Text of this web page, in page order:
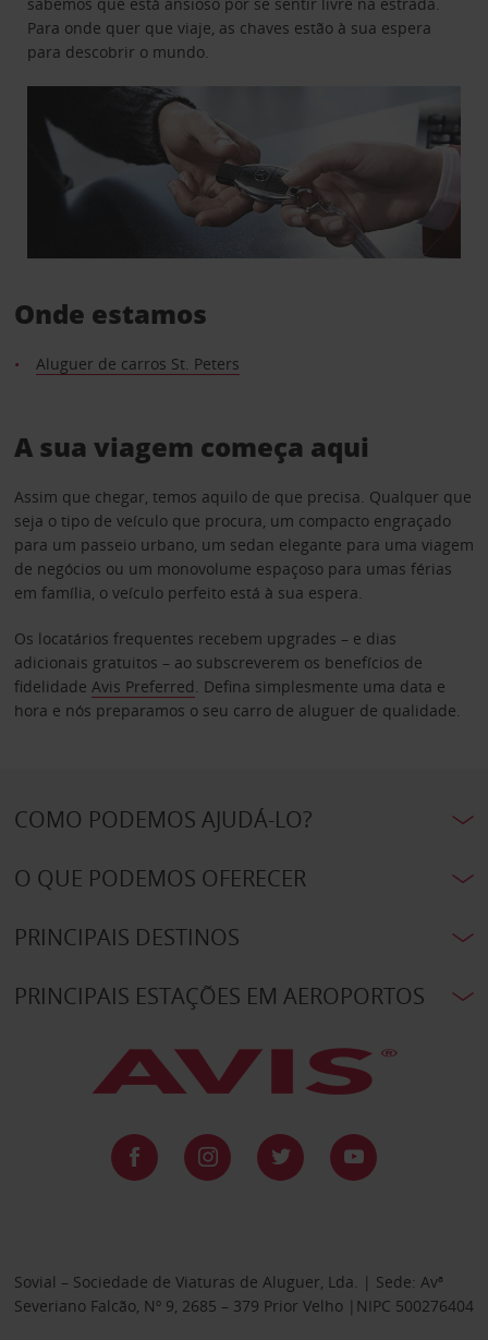
Para onde quer que viaje, as chaves estão à sua espera
para descobrir o mundo.
Onde estamos
Aluguer de carros St. Peters
A sua viagem começa aqui
Assim que chegar, temos aquilo de que precisa. Qualquer que
seja o tipo de veículo que procura, um compacto engraçado
para um passeio urbano, um sedan elegante para uma viagem
de negócios ou um monovolume espaçoso para umas férias
em família, o veículo perfeito está à sua espera.
Os locatários frequentes recebem upgrades – e dias
adicionais gratuitos – ao subscreverem os benefícios de
fidelidade Avis Preferred. Defina simplesmente uma data e
hora e nós preparamos o seu carro de aluguer de qualidade.
COMO PODEMOS AJUDÁ-LO?
O QUE PODEMOS OFERECER
PRINCIPAIS DESTINOS
PRINCIPAIS ESTAÇÕES EM AEROPORTOS
Sovial – Sociedade de Viaturas de Aluguer, Lda. | Sede: Avª
Severiano Falcão, Nº 9, 2685 – 379 Prior Velho |NIPC 500276404